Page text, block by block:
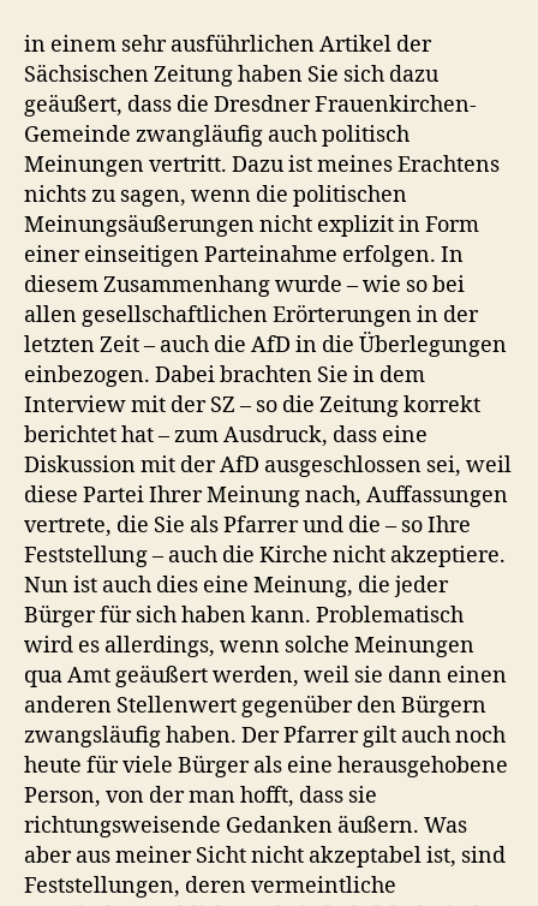
in einem sehr ausführlichen Artikel der
Sächsischen Zeitung haben Sie sich dazu
geäußert, dass die Dresdner Frauenkirchen-
Gemeinde zwangläufig auch politisch
Meinungen vertritt. Dazu ist meines Erachtens
nichts zu sagen, wenn die politischen
Meinungsäußerungen nicht explizit in Form
einer einseitigen Parteinahme erfolgen. In
diesem Zusammenhang wurde – wie so bei
allen gesellschaftlichen Erörterungen in der
letzten Zeit – auch die AfD in die Überlegungen
einbezogen. Dabei brachten Sie in dem
Interview mit der SZ – so die Zeitung korrekt
berichtet hat – zum Ausdruck, dass eine
Diskussion mit der AfD ausgeschlossen sei, weil
diese Partei Ihrer Meinung nach, Auffassungen
vertrete, die Sie als Pfarrer und die – so Ihre
Feststellung – auch die Kirche nicht akzeptiere.
Nun ist auch dies eine Meinung, die jeder
Bürger für sich haben kann. Problematisch
wird es allerdings, wenn solche Meinungen
qua Amt geäußert werden, weil sie dann einen
anderen Stellenwert gegenüber den Bürgern
zwangsläufig haben. Der Pfarrer gilt auch noch
heute für viele Bürger als eine herausgehobene
Person, von der man hofft, dass sie
richtungsweisende Gedanken äußern. Was
aber aus meiner Sicht nicht akzeptabel ist, sind
Feststellungen, deren vermeintliche